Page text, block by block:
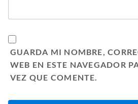
GUARDA MI NOMBRE,
WEB EN ESTE NAVEGADOR
VEZ QUE COMENTE.